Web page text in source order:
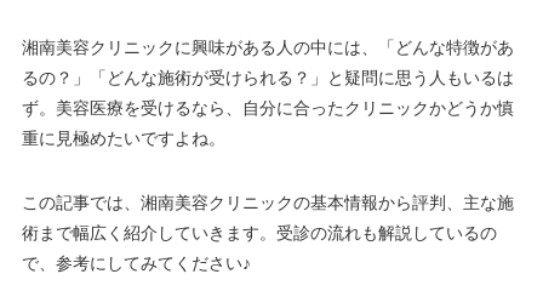
湘南美容クリニックに興味がある人の中には、「どんな特徴があ
るの？」「どんな施術が受けられる？」と疑問に思う人もいるは
ず。美容医療を受けるなら、自分に合ったクリニックかどうか慎
重に見極めたいですよね。
この記事では、湘南美容クリニックの基本情報から評判、主な施
術まで幅広く紹介していきます。受診の流れも解説しているの
で、参考にしてみてください♪